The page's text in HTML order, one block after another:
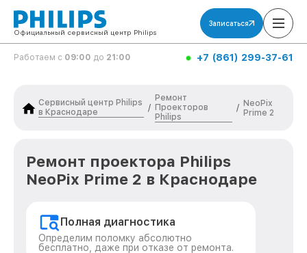
Официальный сервисный центр Philips
Записаться
Работаем с 09:00 до 21:00 +7 (861) 299-37-61
Сервисный центр Philips
в Краснодаре
/
Ремонт
Проекторов
Philips
/ NeoPix
Prime 2
Ремонт проектора Philips
NeoPix Prime 2 в Краснодаре
Полная диагностика
Определим поломку абсолютно
бесплатно, даже при отказе от ремонта.